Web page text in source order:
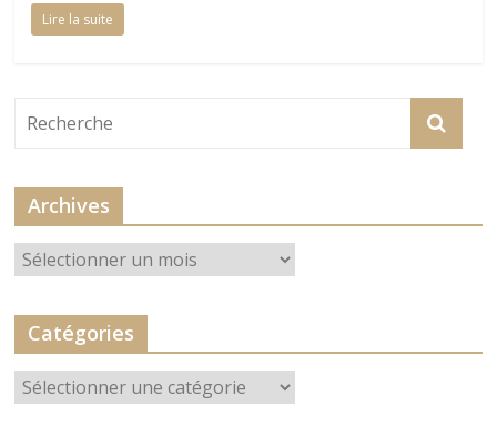
Lire la suite
Archives
Archives
Catégories
Catégories